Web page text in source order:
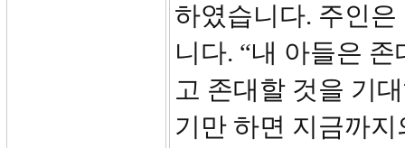
하였습니다. 주인
니다. “내 아들은
고 존대할 것을 기
기만 하면 지금까